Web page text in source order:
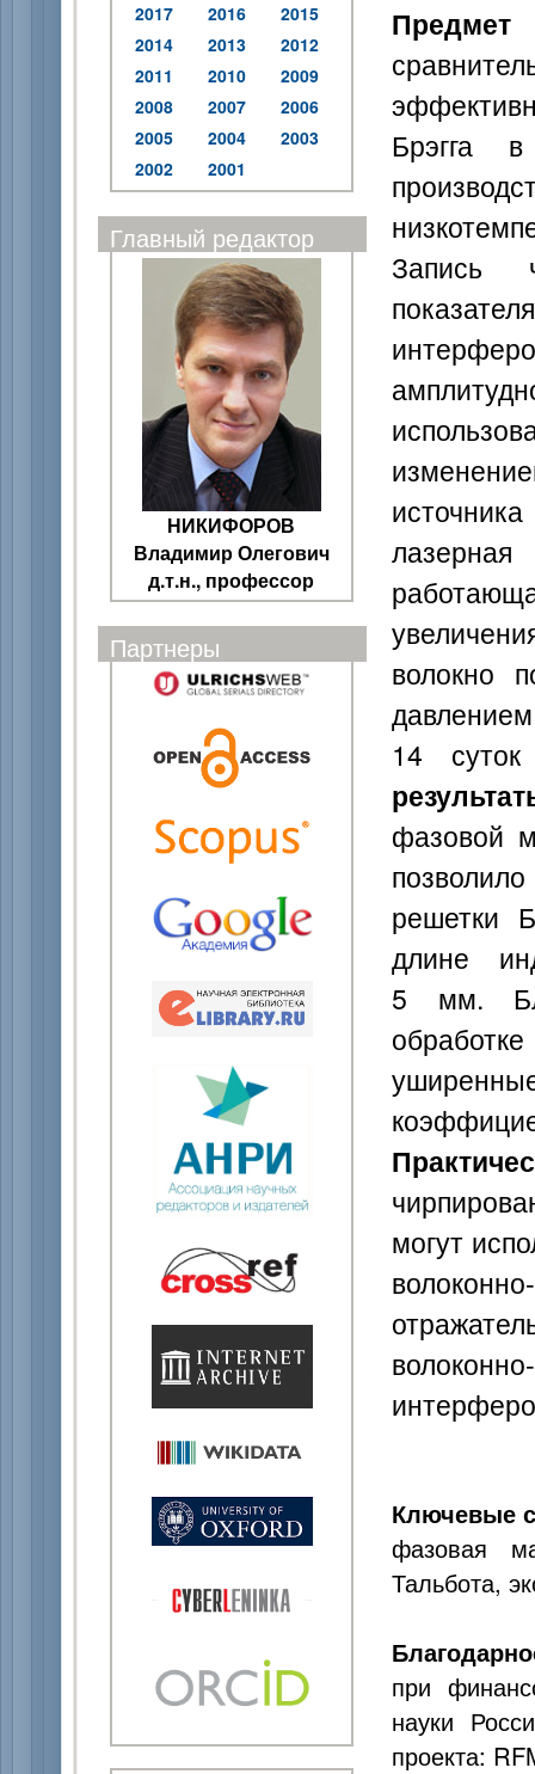
2017
2016
2015
2014
2013
2012
2011
2010
2009
2008
2007
2006
2005
2004
2003
2002
2001
Главный редактор
НИКИФОРОВ
Владимир Олегович
д.т.н., профессор
Партнеры
Брэгга в
Запись
волокно
14
фазовой
решетки
длине
5 мм.
могут
Ключевые
фазовая
Тальбота,
при
науки
проекта: